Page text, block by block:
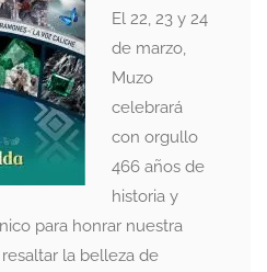
El 22, 23 y 24
de marzo,
Muzo
celebrará
con orgullo
466 años de
historia y
para honrar nuestra
la belleza de